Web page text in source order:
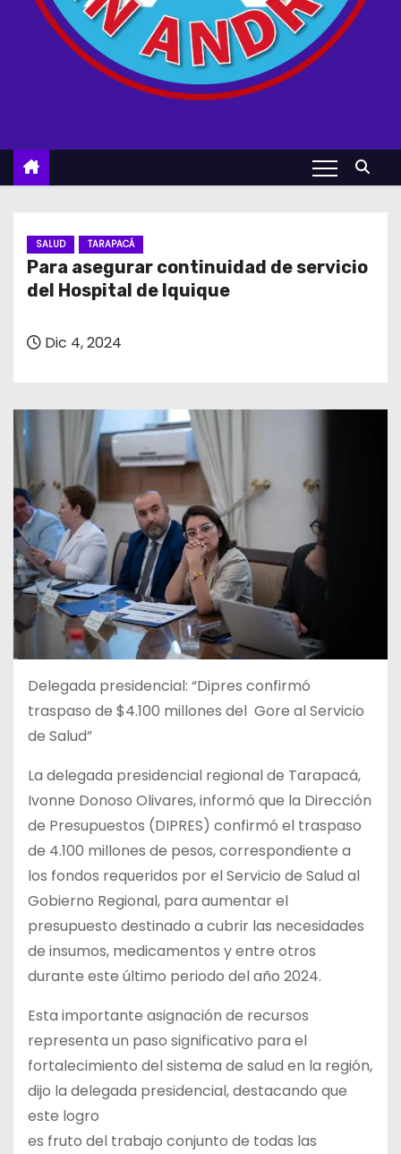
SALUD TARAPACÁ
Para asegurar continuidad de servicio
del Hospital de Iquique
Dic 4, 2024
Delegada presidencial: “Dipres confirmó
traspaso de $4.100 millones del Gore al Servicio
de Salud”
La delegada presidencial regional de Tarapacá,
Ivonne Donoso Olivares, informó que la Dirección
de Presupuestos (DIPRES) confirmó el traspaso
de 4.100 millones de pesos, correspondiente a
los fondos requeridos por el Servicio de Salud al
Gobierno Regional, para aumentar el
presupuesto destinado a cubrir las necesidades
de insumos, medicamentos y entre otros
durante este último periodo del año 2024.
Esta importante asignación de recursos
representa un paso significativo para el
fortalecimiento del sistema de salud en la región,
dijo la delegada presidencial, destacando que
este logro
es fruto del trabajo conjunto de todas las